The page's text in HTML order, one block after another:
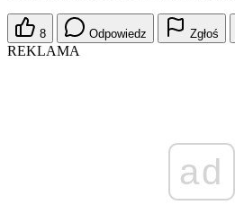
8 Odpowiedz Zgłoś
REKLAMA
ad